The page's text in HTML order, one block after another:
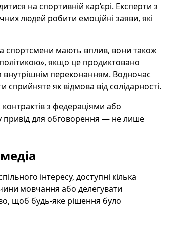
на спортивній кар’єрі. Експерти з
людей робити емоційні заяви, які
спортсмени мають вплив, вони також
якщо це продиктовано
переконанням. Водночас
як відмова від солідарності.
з федераціями або
привід для обговорення — не лише
інтересу, доступні кілька
мовчання або делегувати
щоб будь-яке рішення було